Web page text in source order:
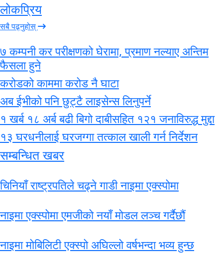
लोकप्रिय
सबै पढ्नुहोस्
७ कम्पनी कर परीक्षणको घेरामा, प्रमाण नल्याए अन्तिम
फैसला हुने
करोडको काममा करोड नै घाटा
अब ईभीको पनि छुट्टै लाइसेन्स लिनुपर्ने
१ खर्ब १८ अर्ब बढी बिगो दाबीसहित १२१ जनाविरुद्ध मुद्दा
१३ घरधनीलाई घरजग्गा तत्काल खाली गर्न निर्देशन
सम्बन्धित खबर
चिनियाँ राष्ट्रपतिले चढ्ने गाडी नाइमा एक्स्पोमा
नाइमा एक्स्पोमा एमजीको नयाँ मोडल लञ्च गर्दैछौं
नाइमा मोबिलिटी एक्स्पो अघिल्लो वर्षभन्दा भव्य हुन्छ